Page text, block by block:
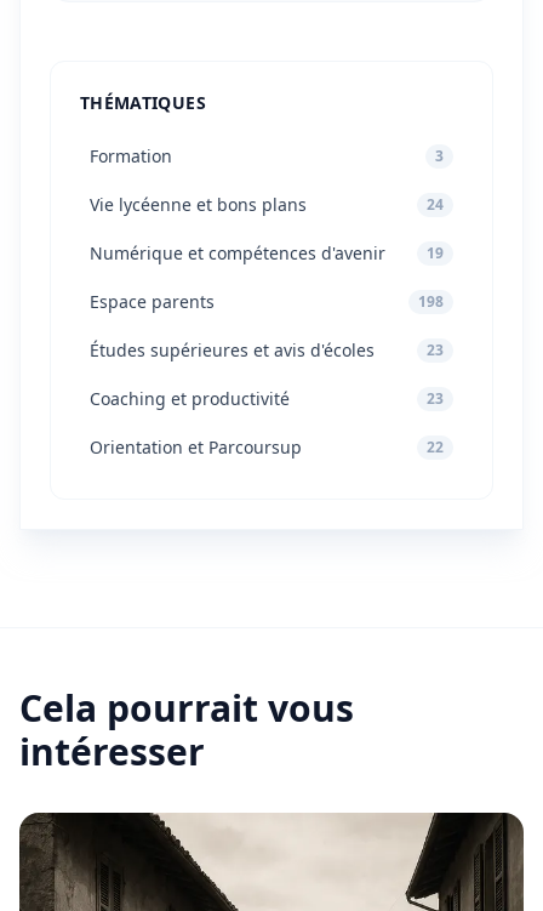
THÉMATIQUES
Formation 3
Vie lycéenne et bons plans 24
Numérique et compétences d'avenir 19
Espace parents 198
Études supérieures et avis d'écoles 23
Coaching et productivité 23
Orientation et Parcoursup 22
Cela pourrait vous
intéresser